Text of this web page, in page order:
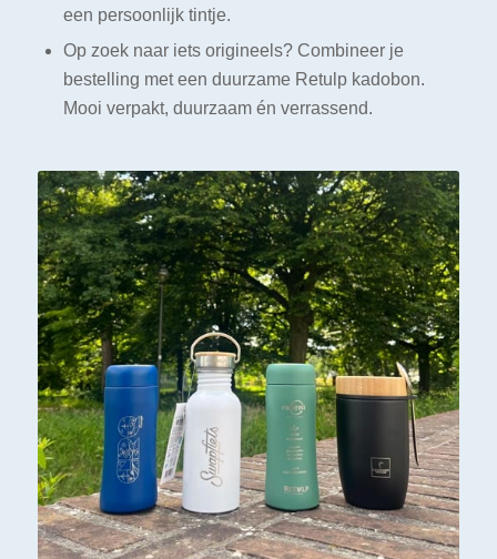
een persoonlijk tintje.
Op zoek naar iets origineels? Combineer je
bestelling met een duurzame Retulp kadobon.
Mooi verpakt, duurzaam én verrassend.